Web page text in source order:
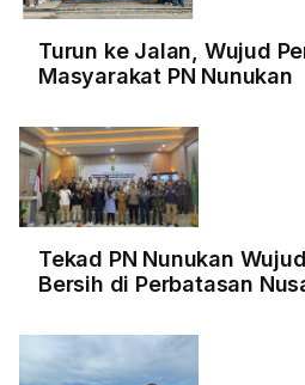
Turun ke Jalan, Wujud
Masyarakat PN Nunukan
Tekad PN Nunukan
Bersih di Perbatasan